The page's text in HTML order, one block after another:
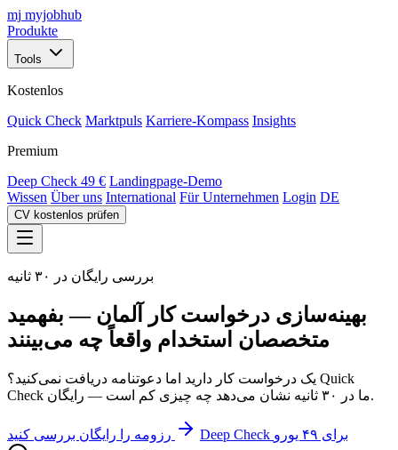
mj myjobhub
Produkte
Tools
Kostenlos
Quick Check Marktpuls Karriere-Kompass Insights
Premium
Deep Check 49 € Landingpage-Demo
Wissen Über uns International Für Unternehmen Login DE
CV kostenlos prüfen
بررسی رایگان در ۳۰ ثانیه
بهینه‌سازی درخواست کار آلمان — بفهمید
متخصصان استخدام واقعاً چه می‌بینند
یک درخواست کار دارید اما دعوتنامه دریافت نمی‌کنید؟ Quick
Check ما در ۳۰ ثانیه نشان می‌دهد چه چیزی کم است — رایگان.
Deep Check برای ۴۹ یورو